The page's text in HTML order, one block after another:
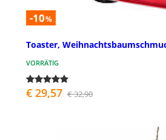
-10%
Toaster,
VORRÄTIG
€ 29,57 € 32,90